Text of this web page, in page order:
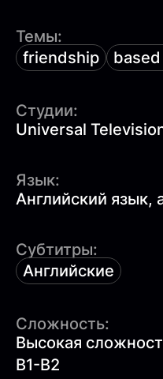
Темы:
friendship
Студии:
Universal
Язык:
Английский язык,
Субтитры:
Английские
Сложность:
Высокая
B1-B2